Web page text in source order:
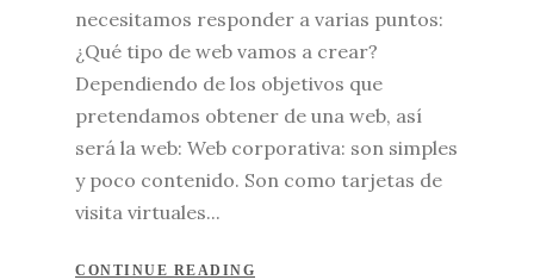
necesitamos responder a varias puntos:
¿Qué tipo de web vamos a crear?
Dependiendo de los objetivos que
pretendamos obtener de una web, así
será la web: Web corporativa: son simples
y poco contenido. Son como tarjetas de
visita virtuales...
CONTINUE READING